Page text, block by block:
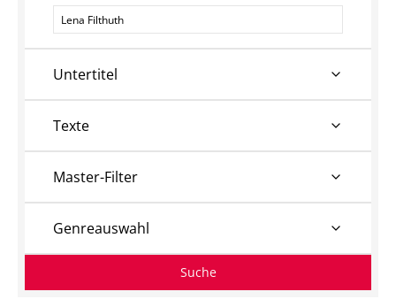
Personen
Untertitel
Texte
Master-Filter
Genreauswahl
Suche